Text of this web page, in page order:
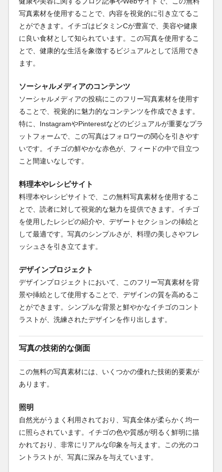
写真素材を使用することで、内容を視覚的に引き立てるこ
とができます。イチゴはビタミンCが豊富で、美容や健康
に良い食材として知られています。この写真を使用するこ
とで、健康的な生活を象徴するビジュアルとして活用でき
ます。
ソーシャルメディアのコンテンツ
ソーシャルメディアの投稿にこのフリー写真素材を使用す
ることで、視覚的に魅力的なコンテンツを作成できます。
特に、InstagramやPinterestなどのビジュアルが重要なプラ
ットフォームで、この写真はフォロワーの関心を引きやす
いです。イチゴの鮮やかな赤色が、フィードの中で目立つ
こと間違いなしです。
料理本やレシピサイト
料理本やレシピサイトで、この無料写真素材を使用するこ
とで、読者に対して視覚的な魅力を提供できます。イチゴ
を使用したレシピの紹介や、デザートセクションの挿絵と
して最適です。写真のシンプルさが、料理の美しさやフレ
ッシュさを引き立てます。
デザインプロジェクト
デザインプロジェクトにおいて、このフリー写真素材を背
景や挿絵として使用することで、デザインの質を高めるこ
とができます。シンプルな背景と鮮やかなイチゴのコント
ラストが、洗練されたデザインを作り出します。
写真の技術的な側面
この無料の写真素材には、いくつかの優れた技術的要素が
あります。
照明
自然光がうまく利用されており、写真全体が柔らかく均一
に照らされています。イチゴの色や質感が明るく鮮明に描
かれており、非常にリアルな印象を与えます。この光のコ
ントラストが、写真に深みを与えています。